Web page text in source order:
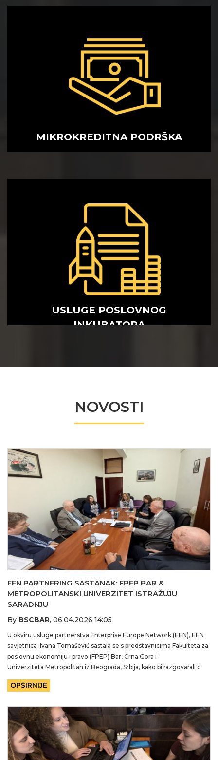
MIKROKREDITNA
PODRŠKA
MIKROKREDITNA PODRŠKA
USLUGE POSLOVNOG
INKUBATORA
USLUGE POSLOVNOG
INKUBATORA
NOVOSTI
EEN PARTNERING SASTANAK: FPEP BAR &
METROPOLITANSKI UNIVERZITET ISTRAŽUJU
SARADNJU
By BSCBAR, 06.04.2026 14:05
U okviru usluge partnerstva Enterprise Europe Network (EEN), EEN
savjetnica Ivana Tomašević sastala se s predstavnicima Fakulteta za
poslovnu ekonomiju i pravo (FPEP) Bar, Crna Gora i
Univerziteta Metropolitan iz Beograda, Srbija, kako bi razgovarali o
budućim mogućnostima
OPŠIRNIJE